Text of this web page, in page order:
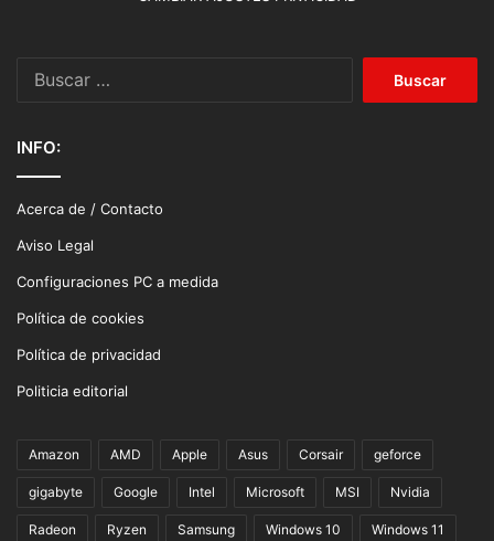
INFO:
Acerca de / Contacto
Aviso Legal
Configuraciones PC a medida
Política de cookies
Política de privacidad
Politicia editorial
Amazon AMD Apple Asus Corsair geforce
gigabyte Google Intel Microsoft MSI Nvidia
Radeon Ryzen Samsung Windows 10 Windows 11